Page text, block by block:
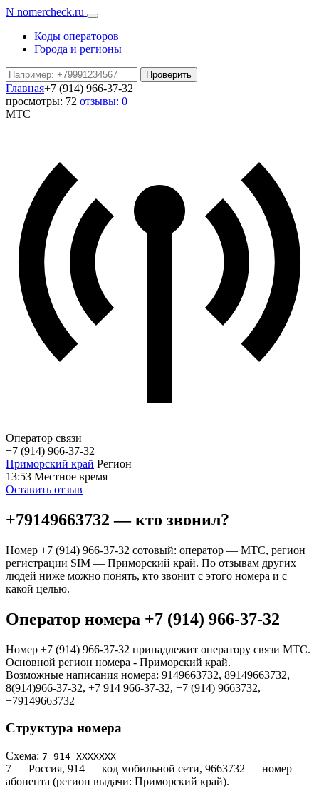
N nomercheck.ru
Коды операторов
Города и регионы
Проверить
Главная+7 (914) 966-37-32
просмотры: 72 отзывы: 0
МТС
Оператор связи
+7 (914) 966-37-32
Приморский край Регион
13:53 Местное время
Оставить отзыв
+79149663732 — кто звонил?
Номер +7 (914) 966-37-32 сотовый: оператор — МТС, регион
регистрации SIM — Приморский край. По отзывам других
людей ниже можно понять, кто звонит с этого номера и с
какой целью.
Оператор номера +7 (914) 966-37-32
Номер +7 (914) 966-37-32 принадлежит оператору связи МТС.
Основной регион номера - Приморский край.
Возможные написания номера: 9149663732, 89149663732,
8(914)966-37-32, +7 914 966-37-32, +7 (914) 9663732,
+79149663732
Структура номера
Схема: 7 914 ХХХХХХХ
7 — Россия, 914 — код мобильной сети, 9663732 — номер
абонента (регион выдачи: Приморский край).